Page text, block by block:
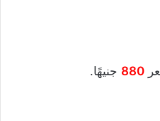
880 جنيهًا.